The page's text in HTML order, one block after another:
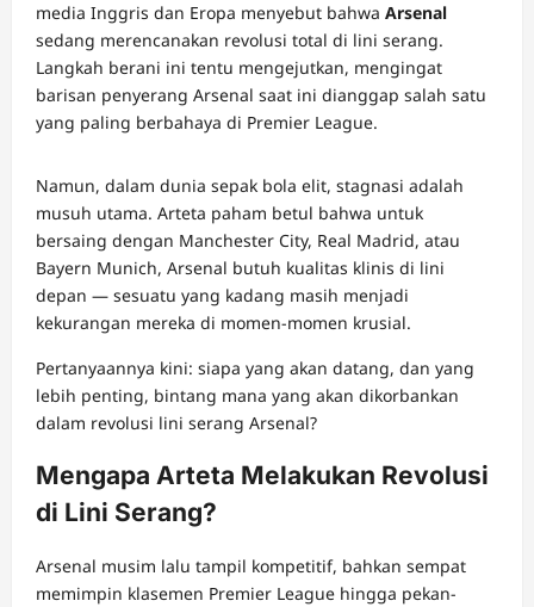
media Inggris dan Eropa menyebut bahwa Arsenal
sedang merencanakan revolusi total di lini serang.
Langkah berani ini tentu mengejutkan, mengingat
barisan penyerang Arsenal saat ini dianggap salah satu
yang paling berbahaya di Premier League.
Namun, dalam dunia sepak bola elit, stagnasi adalah
musuh utama. Arteta paham betul bahwa untuk
bersaing dengan Manchester City, Real Madrid, atau
Bayern Munich, Arsenal butuh kualitas klinis di lini
depan — sesuatu yang kadang masih menjadi
kekurangan mereka di momen-momen krusial.
Pertanyaannya kini: siapa yang akan datang, dan yang
lebih penting, bintang mana yang akan dikorbankan
dalam revolusi lini serang Arsenal?
Mengapa Arteta Melakukan Revolusi
di Lini Serang?
Arsenal musim lalu tampil kompetitif, bahkan sempat
memimpin klasemen Premier League hingga pekan-